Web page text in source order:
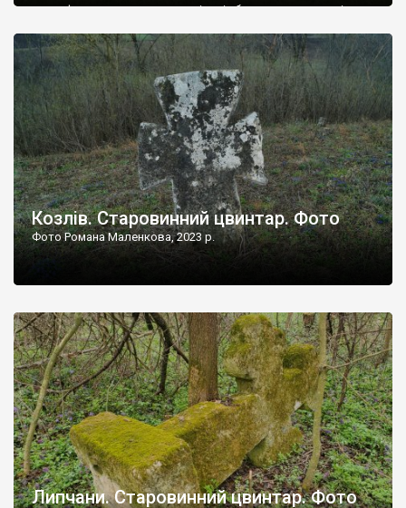
рельєфне пано, яке показує жінку і яблуню, а трохи далі, десь
не видно, але видно дві стареньких колії у траві – […]
Козлів. Старовинний цвинтар. Фото
Фото Романа Маленкова, 2023 р.
Липчани. Старовинний цвинтар. Фото